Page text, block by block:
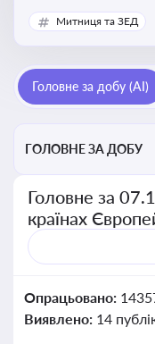
країн ЄС.
процеси та фінансову
Митниця та ЗЕД
Головне за добу (AI)
ГОЛОВНЕ ЗА ДОБУ
Головне за
країнах
Опрацьовано:
Виявлено: 14